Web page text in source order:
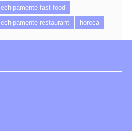
echipamente fast food
echipamente restaurant
horeca